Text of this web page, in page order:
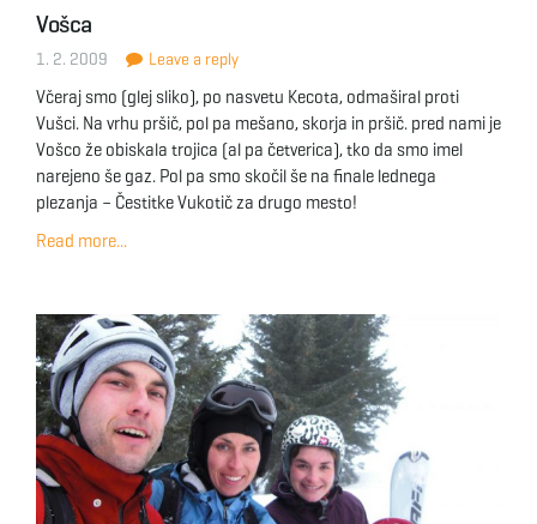
Vošca
1. 2. 2009 Leave a reply
Včeraj smo (glej sliko), po nasvetu Kecota, odmaširal proti
Vušci. Na vrhu pršič, pol pa mešano, skorja in pršič. pred nami je
Vošco že obiskala trojica (al pa četverica), tko da smo imel
narejeno še gaz. Pol pa smo skočil še na finale lednega
plezanja – Čestitke Vukotič za drugo mesto!
Read more...